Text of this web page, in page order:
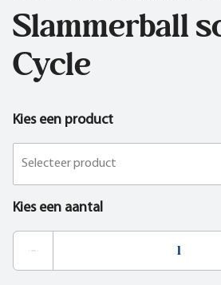
Slammerball
Cycle
Kies een product
Selecteer product
Kies een aantal